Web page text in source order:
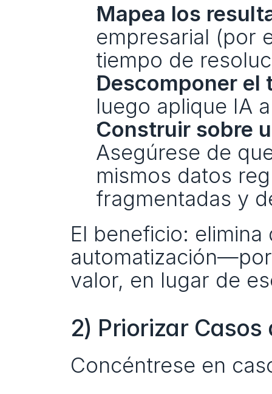
Mapea los
empresarial (por
tiempo de
Descomponer el
luego aplique IA
Construir sobre
Asegúrese de
mismos datos
fragmentadas y
El beneficio:
valor, en lugar de
2) Priorizar Casos
Concéntrese en